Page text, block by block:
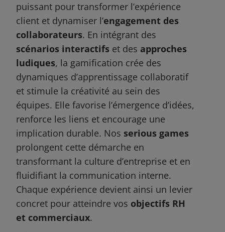
puissant pour transformer l’expérience
client et dynamiser l’engagement des
collaborateurs. En intégrant des
scénarios interactifs et des approches
ludiques, la gamification crée des
dynamiques d’apprentissage collaboratif
et stimule la créativité au sein des
équipes. Elle favorise l’émergence d’idées,
renforce les liens et encourage une
implication durable. Nos serious games
prolongent cette démarche en
transformant la culture d’entreprise et en
fluidifiant la communication interne.
Chaque expérience devient ainsi un levier
concret pour atteindre vos objectifs RH
et commerciaux.